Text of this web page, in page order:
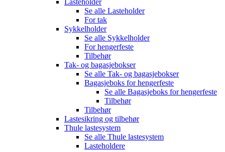
Se alle Lasteholder
For tak
Sykkelholder
Se alle Sykkelholder
For hengerfeste
Tilbehør
Tak- og bagasjebokser
Se alle Tak- og bagasjebokser
Bagasjeboks for hengerfeste
Se alle Bagasjeboks for hengerfeste
Tilbehør
Tilbehør
Lastesikring og tilbehør
Thule lastesystem
Se alle Thule lastesystem
Lasteholdere